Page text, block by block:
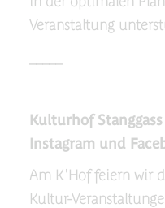
Veranstaltung
Kulturhof
Instagram und
Am K'Hof feiern wir
Kultur-